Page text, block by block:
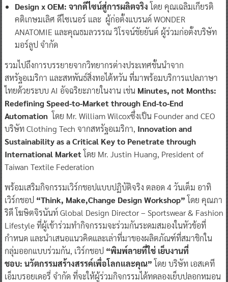
Design x OEM: จากดีไซน์สู่การผลิตจริง โดย คุณเฉลิมเกียรติ
คติเกษมเลิศ ดีไซเนอร์ และ ผู้ก่อตั้งแบรนด์ WONDER
ANATOMIE และคุณธมลวรรณ วิโรจน์ชัยยันต์ ผู้ร่วมก่อตั้งบริษัท
มอร์ลูป จำกัด
รวมไปถึงการบรรยายจากวิทยากรต่างประเทศชั้นนำจาก
สหรัฐอเมริกา และสหพันธ์สิ่งทอไต้หวัน ที่มาพร้อมบริการแปลภาษา
ไทยด้วยระบบ AI อัจฉริยะภายในงาน เช่น Minutes, not Months:
Redefining Speed-to-Market through End-to-End
Automation โดย Mr. William Wilcoxซึ่งเป็น Founder and CEO
บริษัท Clothing Tech จากสหรัฐอเมริกา, Innovation and
Sustainability as a Critical Key to Penetrate through
International Market โดย Mr. Justin Huang, President of
Taiwan Textile Federation
พร้อมเสริมกิจกรรมเวิร์กชอปแบบปฏิบัติจริง ตลอด 4 วันเต็ม อาทิ
เวิร์กชอป “Think, Make,Change Design Workshop” โดย คุณภา
ริดี โฆษิตจิรนันท์ Global Design Director – Sportswear & Fashion
Lifestyle ที่ผู้เข้าร่วมทำกิจกรรมจะร่วมกันระดมสมองในหัวข้อที่
กำหนด และนำเสนอแนวคิดและเล่าที่มาของผลิตภัณฑ์ที่สมาชิกใน
กลุ่มออกแบบร่วมกัน, เวิร์กชอป “พิมพ์ลายที่ใช่ เย็บงานที่
ชอบ: นวัตกรรมสร้างสรรค์เพื่อโลกและคุณ” โดย บริษัท เอสเคที
เอ็มบรอยเดอรี่ จำกัด ที่จะให้ผู้ร่วมกิจกรรมได้ทดลองเย็บปลอกหมอน